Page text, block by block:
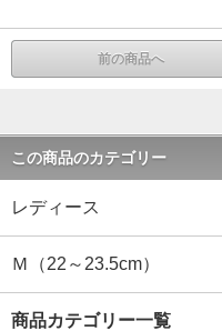
前の商品へ
この商品のカテゴリー
レディース
Ｍ（22～23.5cm）
商品カテゴリー一覧